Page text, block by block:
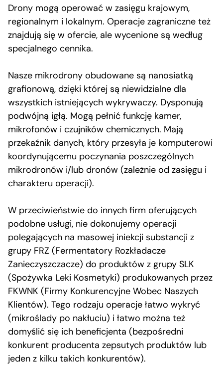
Drony mogą operować w zasięgu krajowym,
regionalnym i lokalnym. Operacje zagraniczne też
znajdują się w ofercie, ale wycenione są według
specjalnego cennika.
Nasze mikrodrony obudowane są nanosiatką
grafionową, dzięki której są niewidzialne dla
wszystkich istniejących wykrywaczy. Dysponują
podwójną igłą. Mogą pełnić funkcję kamer,
mikrofonów i czujników chemicznych. Mają
przekaźnik danych, który przesyła je komputerowi
koordynującemu poczynania poszczególnych
mikrodronów i/lub dronów (zależnie od zasięgu i
charakteru operacji).
W przeciwieństwie do innych firm oferujących
podobne usługi, nie dokonujemy operacji
polegających na masowej iniekcji substancji z
grupy FRZ (Fermentatory Rozkładacze
Zanieczyszczacze) do produktów z grupy SLK
(Spożywka Leki Kosmetyki) produkowanych przez
FKWNK (Firmy Konkurencyjne Wobec Naszych
Klientów). Tego rodzaju operacje łatwo wykryć
(mikroślady po nakłuciu) i łatwo można też
domyślić się ich beneficjenta (bezpośredni
konkurent producenta zepsutych produktów lub
jeden z kilku takich konkurentów).